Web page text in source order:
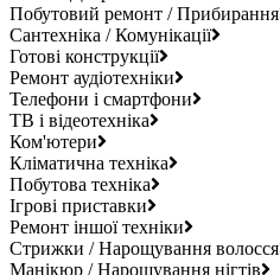
Побутовий ремонт / Прибирання
Сантехніка / Комунікації
Готові конструкції
Ремонт аудіотехніки
Телефони і смартфони
ТВ і відеотехніка
Ком'ютери
Кліматична техніка
Побутова техніка
Ігрові приставки
Ремонт іншої техніки
Стрижки / Нарощування волосся
Манікюр / Нарощування нігтів